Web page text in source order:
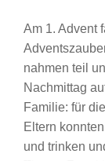
Am 1. Advent
nahmen teil
Nachmittag
Familie: für
Eltern
und trinken